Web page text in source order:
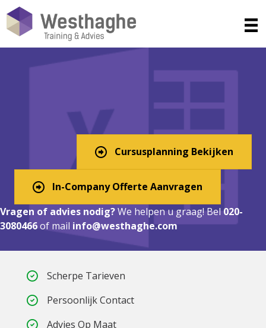
Excel Cursus in Rijswijk?
Klassikaal!
Cursusplanning Bekijken
In-Company Offerte Aanvragen
Vragen of advies nodig?We helpen u graag! Bel020-
3080466of mail info@westhaghe.com
Scherpe Tarieven
Persoonlijk Contact
Advies Op Maat